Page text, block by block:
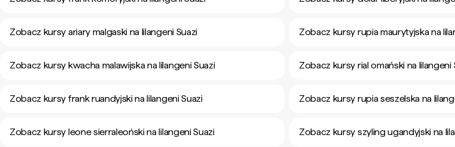
Zobacz kursy ariary malgaski na lilangeni Suazi Zobacz kursy rupia maurytyjska na
Zobacz kursy kwacha malawijska na lilangeni Suazi Zobacz kursy rial omański na lilangeni
Zobacz kursy frank ruandyjski na lilangeni Suazi Zobacz kursy rupia seszelska na
Zobacz kursy leone sierraleoński na lilangeni Suazi Zobacz kursy szyling ugandyjski na